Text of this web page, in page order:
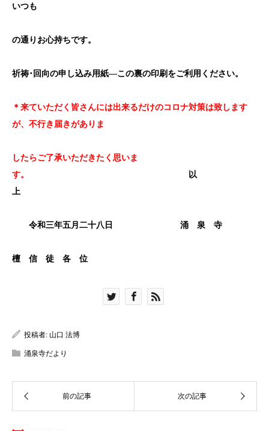
いつも
の通りお心持ちです。
祈祷･回向の申し込み用紙―この裏の印刷をご利用ください。
＊来ていただく皆さんには出来るだけのコロナ対策は致します
が、不行き届きがありま
したらご了承いただきたく思いま
す。
以
上
令和三年五月二十八日 涌 泉 寺
檀 信 徒 各 位
投稿者: 山口 法博
涌泉寺だより